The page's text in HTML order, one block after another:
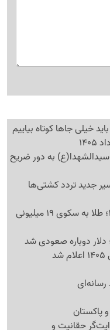
خیلی جاها کوتاه بیاییم
به دور ضریح
جدید تردد کشتی‌ها
قیمت طلا و سکه امروز 17 مرداد 1405؛ طلا به سکوی 19 میلیونی
رسانه‌ای
پاکستان
حقانیت و